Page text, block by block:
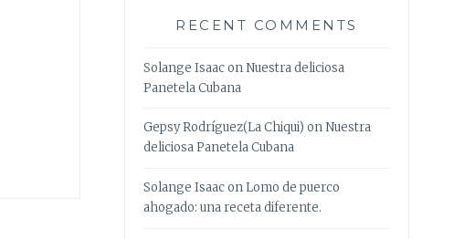
RECENT COMMENTS
Solange IsaaconNuestra deliciosa
Panetela Cubana
Gepsy Rodríguez(La Chiqui) onNuestra
deliciosa Panetela Cubana
Solange IsaaconLomo de puerco
ahogado: una receta diferente.